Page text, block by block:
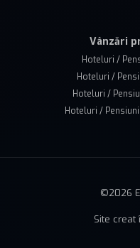
Vânzări
Hoteluri /
Hoteluri /
Hoteluri /
Hoteluri /
©2026
Site creat